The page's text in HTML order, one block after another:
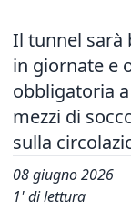
Il tunnel sarà
in giornate e
obbligatoria
mezzi di
sulla
08 giugno 2026
1' di lettura